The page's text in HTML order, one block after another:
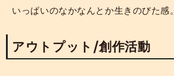
いっぱいのなかなんとか生きのびた感。
アウトプット/創作活動